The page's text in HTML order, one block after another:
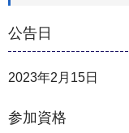
公告日
2023年2月15日
参加資格